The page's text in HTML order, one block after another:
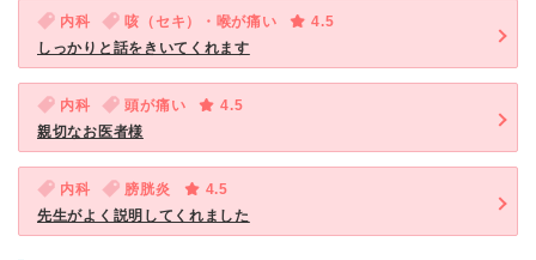
内科 咳（セキ）・喉が痛い
4.5
しっかりと話をきいてくれます
内科 頭が痛い
4.5
親切なお医者様
内科 膀胱炎
4.5
先生がよく説明してくれました